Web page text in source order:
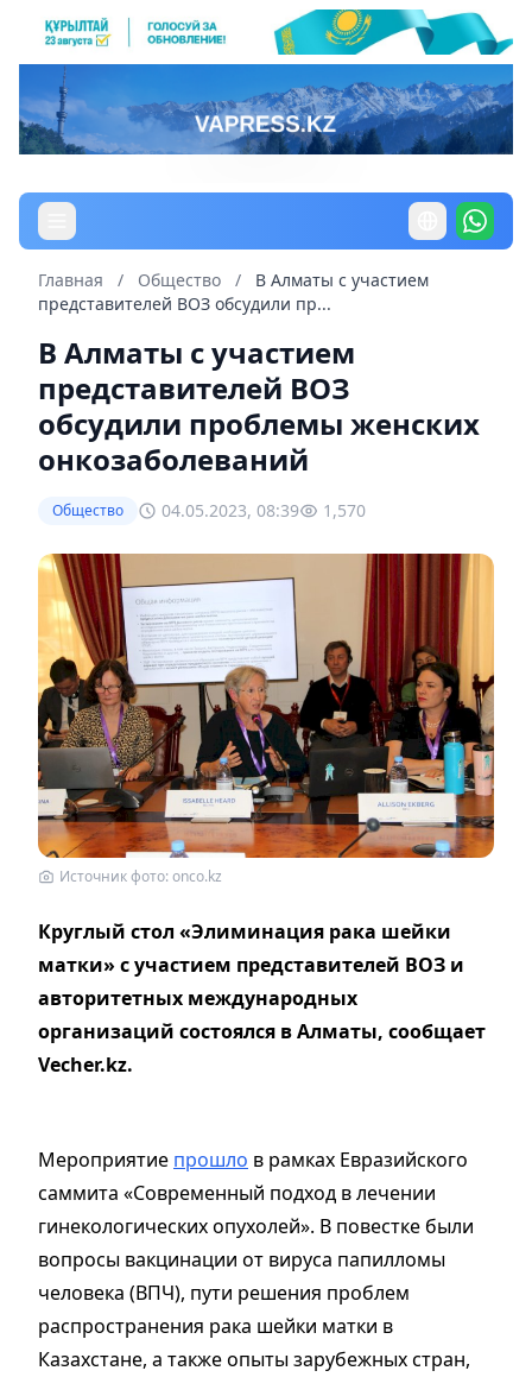
Главная / Общество /
В Алматы с участием
представителей ВОЗ обсудили пр...
В Алматы с участием
представителей ВОЗ
обсудили проблемы женских
онкозаболеваний
Общество 04.05.2023, 08:39 1,570
Источник фото: onco.kz
Круглый стол «Элиминация рака шейки
матки» с участием представителей ВОЗ и
авторитетных международных
организаций состоялся в Алматы, сообщает
Vecher.kz.
Мероприятие прошло в рамках Евразийского
саммита «Современный подход в лечении
гинекологических опухолей». В повестке были
вопросы вакцинации от вируса папилломы
человека (ВПЧ), пути решения проблем
распространения рака шейки матки в
Казахстане, а также опыты зарубежных стран,